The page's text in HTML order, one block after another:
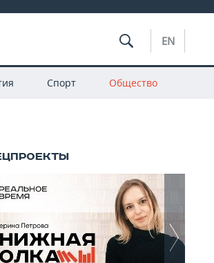
EN
Спорт Общество